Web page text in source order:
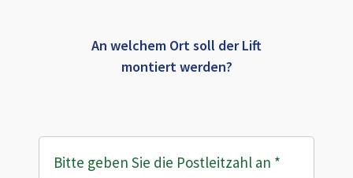
An welchem Ort soll der Lift
montiert werden?
Bitte geben Sie die Postleitzahl an *